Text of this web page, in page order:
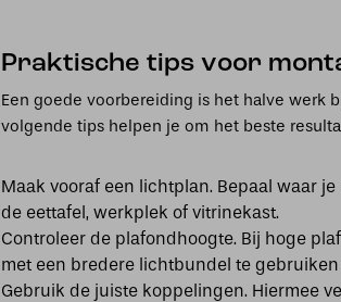
Praktische tips voor
Een goede voorbereiding is het halve werk
volgende tips helpen je om het beste
Maak vooraf een lichtplan. Bepaal waar
de eettafel, werkplek of vitrinekast.
Controleer de plafondhoogte. Bij hoge
met een bredere lichtbundel te
Gebruik de juiste koppelingen. Hiermee